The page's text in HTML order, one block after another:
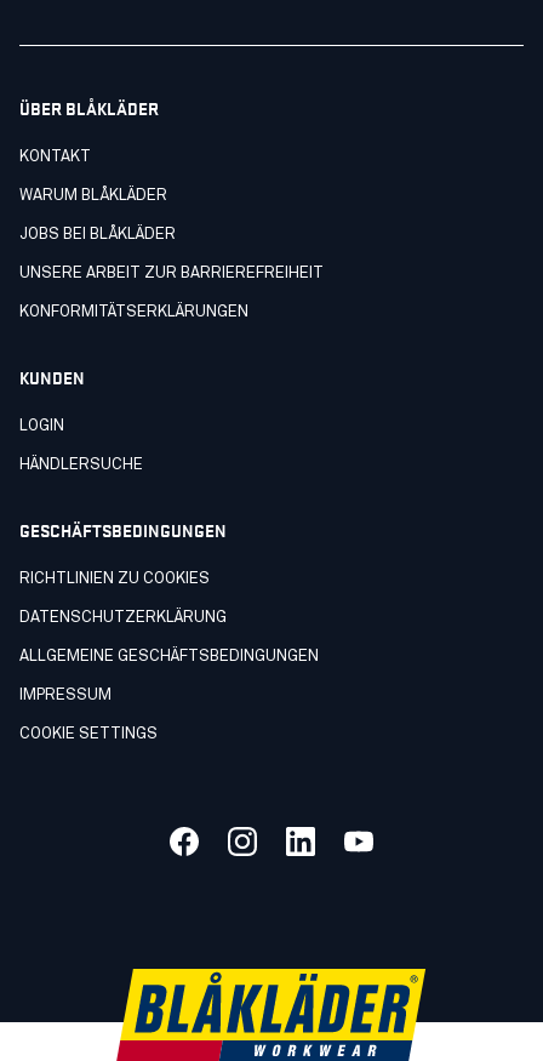
ÜBER BLÅKLÄDER
KONTAKT
WARUM BLÅKLÄDER
JOBS BEI BLÅKLÄDER
UNSERE ARBEIT ZUR BARRIEREFREIHEIT
KONFORMITÄTSERKLÄRUNGEN
KUNDEN
LOGIN
HÄNDLERSUCHE
GESCHÄFTSBEDINGUNGEN
RICHTLINIEN ZU COOKIES
DATENSCHUTZERKLÄRUNG
ALLGEMEINE GESCHÄFTSBEDINGUNGEN
IMPRESSUM
COOKIE SETTINGS